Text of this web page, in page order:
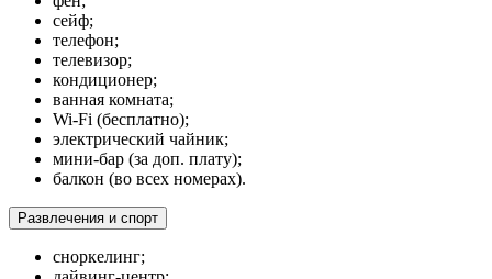
сейф;
телефон;
телевизор;
кондиционер;
ванная комната;
Wi-Fi (бесплатно);
электрический чайник;
мини-бар (за доп. плату);
балкон (во всех номерах).
Развлечения и спорт
сноркелинг;